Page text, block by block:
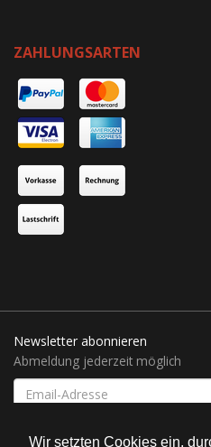
Wir setzten Cookies ein,
ZAHLUNGSARTEN
Newsletter abonnieren
Abmeldung jederzeit möglich
EMAIL-
ADRESSE